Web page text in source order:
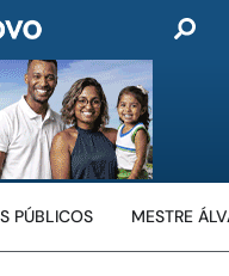
PÚBLICOS MESTRE